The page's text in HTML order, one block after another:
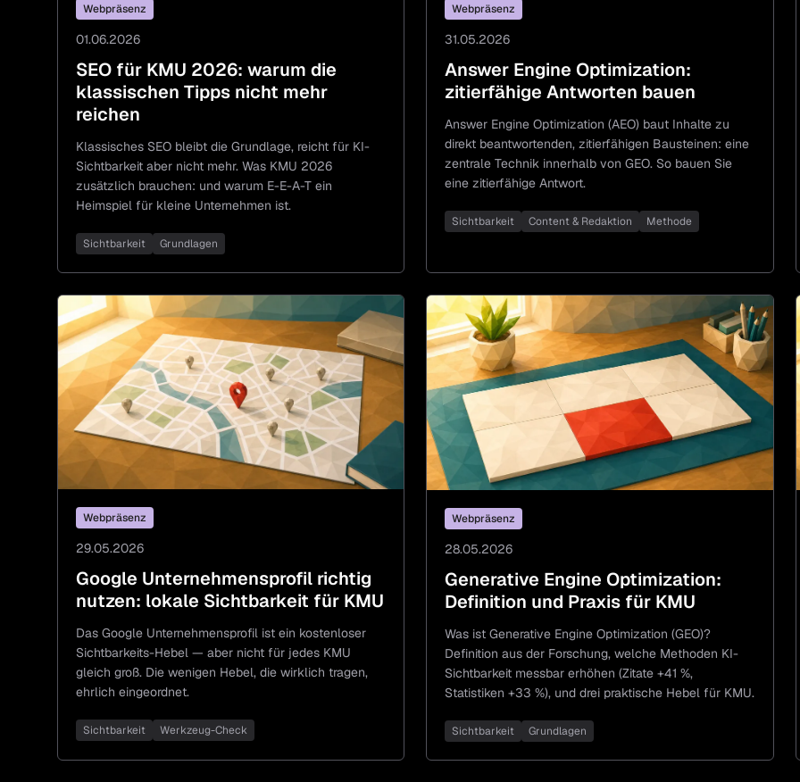
Webpräsenz
01.06.2026
SEO für KMU 2026: warum die
klassischen Tipps nicht mehr
reichen
Klassisches SEO bleibt die Grundlage, reicht für KI-
Sichtbarkeit aber nicht mehr. Was KMU 2026
zusätzlich brauchen: und warum E-E-A-T ein
Heimspiel für kleine Unternehmen ist.
Sichtbarkeit Grundlagen
Webpräsenz
31.05.2026
Answer Engine Optimization:
zitierfähige Antworten bauen
Answer Engine Optimization (AEO) baut Inhalte zu
direkt beantwortenden, zitierfähigen Bausteinen: eine
zentrale Technik innerhalb von GEO. So bauen Sie
eine zitierfähige Antwort.
Sichtbarkeit Content & Redaktion Methode
Webpräsenz
29.05.2026
Google Unternehmensprofil richtig
nutzen: lokale Sichtbarkeit für KMU
Das Google Unternehmensprofil ist ein kostenloser
Sichtbarkeits-Hebel — aber nicht für jedes KMU
gleich groß. Die wenigen Hebel, die wirklich tragen,
ehrlich eingeordnet.
Sichtbarkeit Werkzeug-Check
Webpräsenz
28.05.2026
Generative Engine Optimization:
Definition und Praxis für KMU
Was ist Generative Engine Optimization (GEO)?
Definition aus der Forschung, welche Methoden KI-
Sichtbarkeit messbar erhöhen (Zitate +41 %,
Statistiken +33 %), und drei praktische Hebel für KMU.
Sichtbarkeit Grundlagen